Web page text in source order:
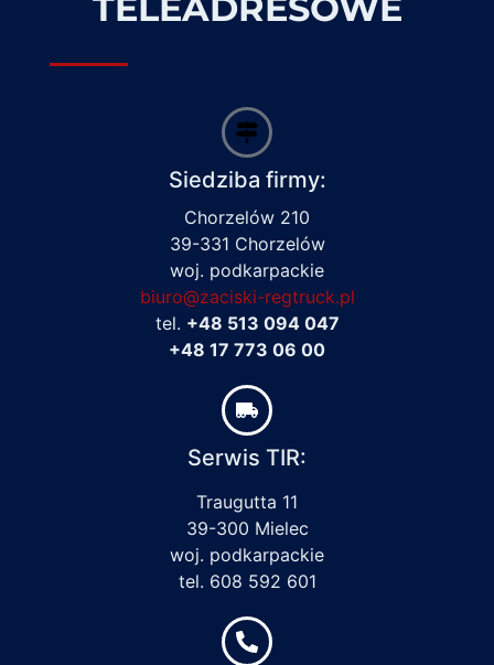
Siedziba firmy:
Chorzelów 210
39-331 Chorzelów
woj. podkarpackie
biuro@zaciski-regtruck.pl
tel. +48 513 094 047
+48 17 773 06 00
Serwis TIR:
Traugutta 11
39-300 Mielec
woj. podkarpackie
tel. 608 592 601